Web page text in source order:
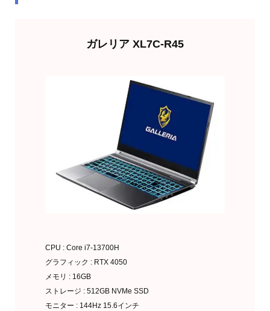
ガレリア XL7C-R45
CPU : Core i7-13700H
グラフィック : RTX 4050
メモリ : 16GB
ストレージ : 512GB NVMe SSD
モニター : 144Hz 15.6インチ